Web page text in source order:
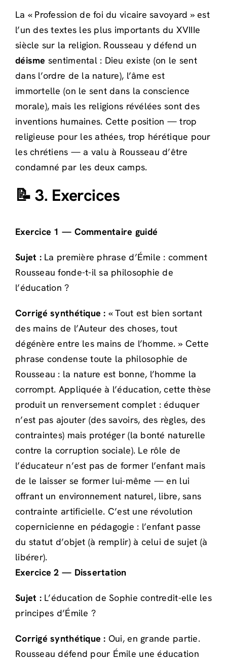
La « Profession de foi du vicaire savoyard » est
l’un des textes les plus importants du XVIIIe
siècle sur la religion. Rousseau y défend un
déisme sentimental : Dieu existe (on le sent
dans l’ordre de la nature), l’âme est
immortelle (on le sent dans la conscience
morale), mais les religions révélées sont des
inventions humaines. Cette position — trop
religieuse pour les athées, trop hérétique pour
les chrétiens — a valu à Rousseau d’être
condamné par les deux camps.
📝 3. Exercices
Exercice 1 — Commentaire guidé
Sujet :La première phrase d’Émile : comment
Rousseau fonde-t-il sa philosophie de
l’éducation ?
Corrigé synthétique : « Tout est bien sortant
des mains de l’Auteur des choses, tout
dégénère entre les mains de l’homme. » Cette
phrase condense toute la philosophie de
Rousseau : la nature est bonne, l’homme la
corrompt. Appliquée à l’éducation, cette thèse
produit un renversement complet : éduquer
n’est pas ajouter (des savoirs, des règles, des
contraintes) mais protéger (la bonté naturelle
contre la corruption sociale). Le rôle de
l’éducateur n’est pas de former l’enfant mais
de le laisser se former lui-même — en lui
offrant un environnement naturel, libre, sans
contrainte artificielle. C’est une révolution
copernicienne en pédagogie : l’enfant passe
du statut d’objet (à remplir) à celui de sujet (à
libérer).
Exercice 2 — Dissertation
Sujet :L’éducation de Sophie contredit-elle les
principes d’Émile ?
Corrigé synthétique : Oui, en grande partie.
Rousseau défend pour Émile une éducation